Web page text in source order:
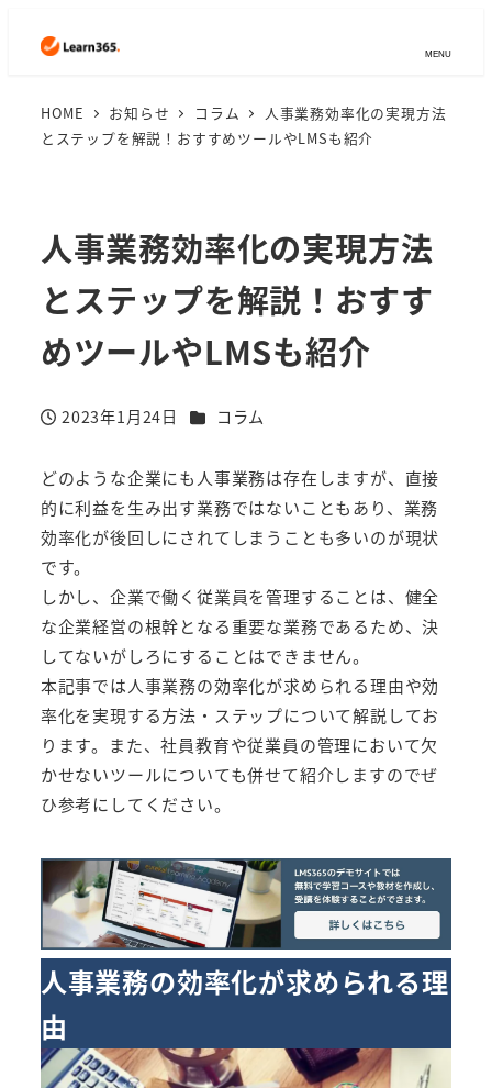
MENU
HOME お知らせ コラム
人事業務効率化の実現方法
とステップを解説！おすすめツールやLMSも紹介
人事業務効率化の実現方法
とステップを解説！おすす
めツールやLMSも紹介
投稿日
2023年1月24日 カテゴリー
コラム
どのような企業にも人事業務は存在しますが、直接
的に利益を生み出す業務ではないこともあり、業務
効率化が後回しにされてしまうことも多いのが現状
です。
しかし、企業で働く従業員を管理することは、健全
な企業経営の根幹となる重要な業務であるため、決
してないがしろにすることはできません。
本記事では人事業務の効率化が求められる理由や効
率化を実現する方法・ステップについて解説してお
ります。また、社員教育や従業員の管理において欠
かせないツールについても併せて紹介しますのでぜ
ひ参考にしてください。
人事業務の効率化が求められる理
由